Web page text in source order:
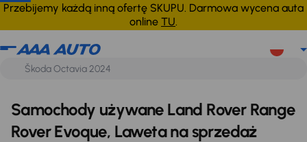
Przebijemy każdą inną ofertę SKUPU. Darmowa wycena auta
online TU.
Land Rover Range Rover Evoque Laweta Anuluj wszystko
Samochody używane Land Rover Range
Rover Evoque, Laweta na sprzedaż